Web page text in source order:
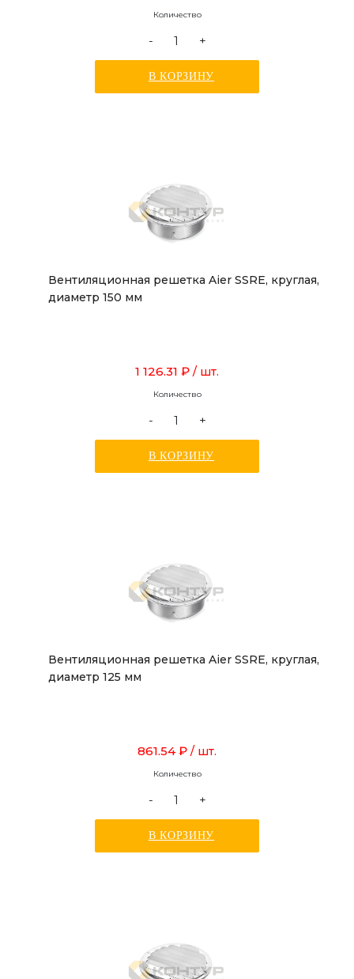
Количество
- +
В КОРЗИНУ
Вентиляционная решетка Aier SSRE, круглая,
диаметр 150 мм
1 126.31 ₽ / шт.
Количество
- +
В КОРЗИНУ
Вентиляционная решетка Aier SSRE, круглая,
диаметр 125 мм
861.54 ₽ / шт.
Количество
- +
В КОРЗИНУ